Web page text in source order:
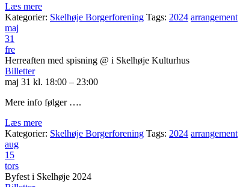
Læs mere
Kategorier: Skelhøje Borgerforening Tags: 2024 arrangement
maj
31
fre
Herreaften med spisning @ i Skelhøje Kulturhus
Billetter
maj 31 kl. 18:00 – 23:00
Mere info følger ….
Læs mere
Kategorier: Skelhøje Borgerforening Tags: 2024 arrangement
aug
15
tors
Byfest i Skelhøje 2024